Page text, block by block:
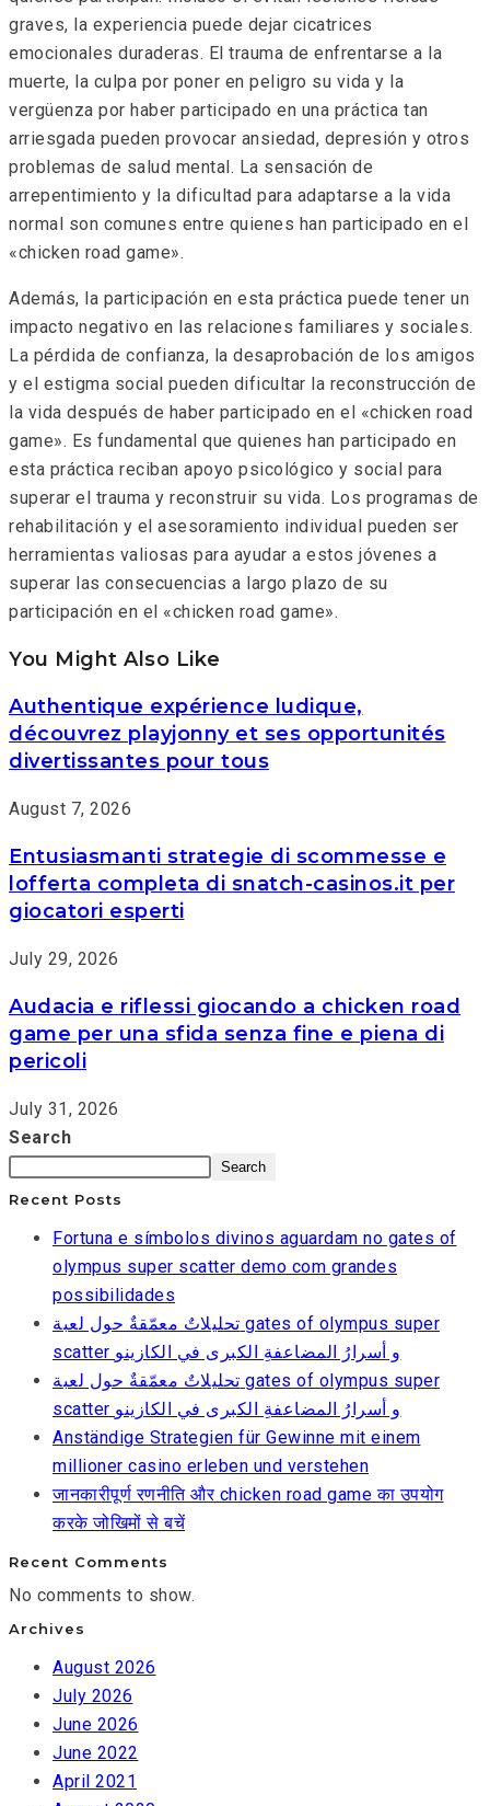
graves, la experiencia puede dejar cicatrices
emocionales duraderas. El trauma de enfrentarse a la
muerte, la culpa por poner en peligro su vida y la
vergüenza por haber participado en una práctica tan
arriesgada pueden provocar ansiedad, depresión y otros
problemas de salud mental. La sensación de
arrepentimiento y la dificultad para adaptarse a la vida
normal son comunes entre quienes han participado en el
«chicken road game».
Además, la participación en esta práctica puede tener un
impacto negativo en las relaciones familiares y sociales.
La pérdida de confianza, la desaprobación de los amigos
y el estigma social pueden dificultar la reconstrucción de
la vida después de haber participado en el «chicken road
game». Es fundamental que quienes han participado en
esta práctica reciban apoyo psicológico y social para
superar el trauma y reconstruir su vida. Los programas de
rehabilitación y el asesoramiento individual pueden ser
herramientas valiosas para ayudar a estos jóvenes a
superar las consecuencias a largo plazo de su
participación en el «chicken road game».
You Might Also Like
Authentique expérience ludique,
découvrez playjonny et ses opportunités
divertissantes pour tous
August 7, 2026
Entusiasmanti strategie di scommesse e
lofferta completa di snatch-casinos.it per
giocatori esperti
July 29, 2026
Audacia e riflessi giocando a chicken road
game per una sfida senza fine e piena di
pericoli
July 31, 2026
Search
Search
Recent Posts
Fortuna e símbolos divinos aguardam no gates of
olympus super scatter demo com grandes
possibilidades
تحليلاتٌ معمّقةٌ حول لعبة gates of olympus super
scatter و أسرارُ المضاعفةِ الكبرى في الكازينو
تحليلاتٌ معمّقةٌ حول لعبة gates of olympus super
scatter و أسرارُ المضاعفةِ الكبرى في الكازينو
Anständige Strategien für Gewinne mit einem
millioner casino erleben und verstehen
जानकारीपूर्ण रणनीति और chicken road game का उपयोग
करके जोखिमों से बचें
Recent Comments
No comments to show.
Archives
August 2026
July 2026
June 2026
June 2022
April 2021